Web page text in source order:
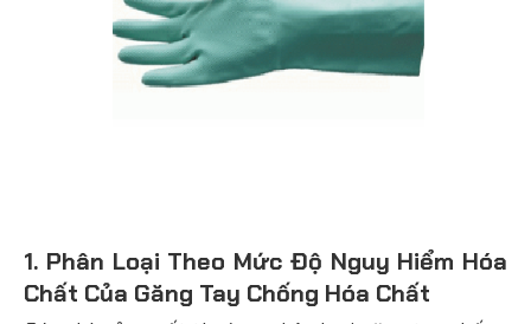
1. Phân Loại Theo Mức Độ Nguy Hiểm Hóa
Chất Của Găng Tay Chống Hóa Chất